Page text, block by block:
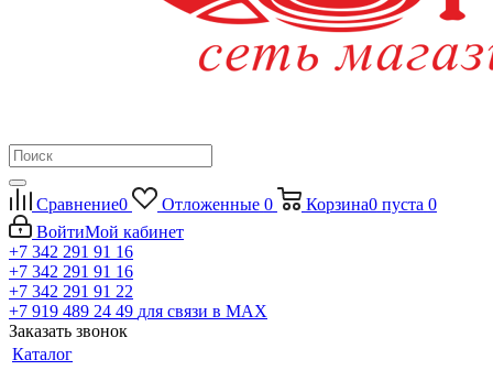
Сравнение0 Отложенные 0 Корзина0 пуста 0
ВойтиМой кабинет
+7 342 291 91 16
+7 342 291 91 16
+7 342 291 91 22
+7 919 489 24 49 для связи в МАХ
Заказать звонок
Каталог